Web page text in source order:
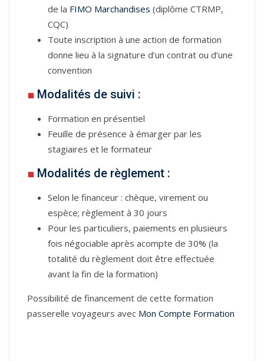
de la FIMO Marchandises (diplôme CTRMP,
CQC)
Toute inscription à une action de formation
donne lieu à la signature d’un contrat ou d’une
convention
■ Modalités de suivi :
Formation en présentiel
Feuille de présence à émarger par les
stagiaires et le formateur
■ Modalités de règlement :
Selon le financeur : chèque, virement ou
espèce; règlement à 30 jours
Pour les particuliers, paiements en plusieurs
fois négociable après acompte de 30% (la
totalité du règlement doit être effectuée
avant la fin de la formation)
Possibilité de financement de cette formation
passerelle voyageurs avec Mon Compte Formation